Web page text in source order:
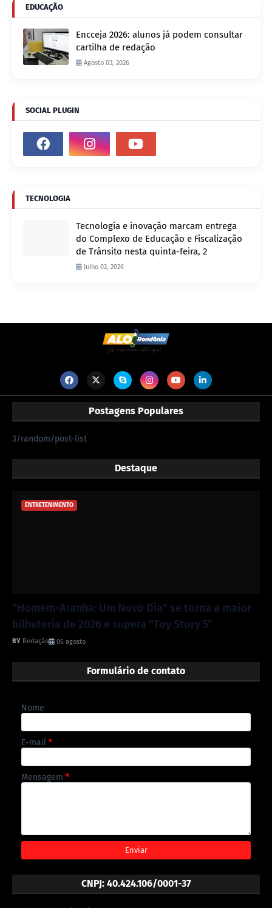
EDUCAÇÃO
Encceja 2026: alunos já podem consultar
cartilha de redação
Agosto 03, 2026
SOCIAL PLUGIN
TECNOLOGIA
Tecnologia e inovação marcam entrega
do Complexo de Educação e Fiscalização
de Trânsito nesta quinta-feira, 2
Julho 02, 2026
Postagens Populares
3/random/post-list
Destaque
ENTRETENIMENTO
"Homem-Aranha: Um Novo Dia" se torna a maior
bilheteria de 2026 e supera "Toy Story 5"
Redação 06 agosto
Formulário de contato
Nome
E-mail *
Mensagem *
CNPJ: 40.424.106/0001-37